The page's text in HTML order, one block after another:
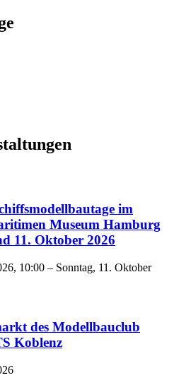
im
Museum Hamburg
11. Oktober 2026
10:00 – Sonntag, 11. Oktober
des Modellbauclub
Koblenz